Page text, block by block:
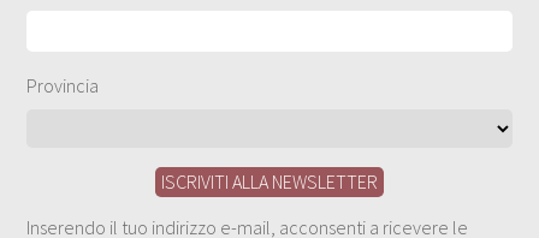
Provincia
Inserendo il tuo indirizzo e-mail, acconsenti a ricevere le